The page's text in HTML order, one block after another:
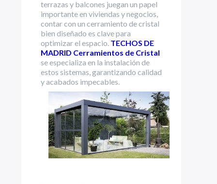
terrazas y balcones juegan un papel
importante en viviendas y negocios,
contar con un cerramiento de cristal
bien diseñado es clave para
optimizar el espacio. TECHOS DE
MADRID Cerramientos de Cristal
se especializa en la instalación de
estos sistemas, garantizando calidad
y acabados impecables.